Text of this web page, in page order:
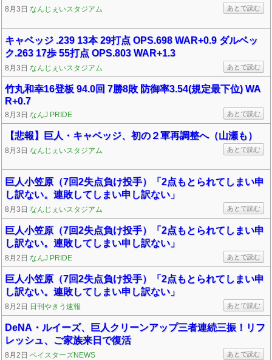
8月3日 なんじぇいスタジアム あとで読む
キャベッジ .239 13本 29打点 OPS.698 WAR+0.9 ダルベッ
ク.263 17歩 55打点 OPS.803 WAR+1.3
8月3日 なんじぇいスタジアム あとで読む
竹丸和幸16登板 94.0回 7勝8敗 防御率3.54(規定最下位) WA
R+0.7
8月3日 なんJ PRIDE あとで読む
【悲報】巨人・キャベッジ、初の２軍再調整へ（山瀬も）
8月3日 なんじぇいスタジアム あとで読む
巨人小笠原（7回2失点負け投手）「2点もとられてしまい申
し訳ない。連敗してしまい申し訳ない」
8月3日 なんじぇいスタジアム あとで読む
巨人小笠原（7回2失点負け投手）「2点もとられてしまい申
し訳ない。連敗してしまい申し訳ない」
8月2日 なんJ PRIDE あとで読む
巨人小笠原（7回2失点負け投手）「2点もとられてしまい申
し訳ない。連敗してしまい申し訳ない」
8月2日 日刊やきう速報 あとで読む
DeNA・ルイーズ、巨人クリーンアップ三者連続三振！リフ
レッシュ、ご家族来日で復活
8月2日 ベイスターズNEWS あとで読む